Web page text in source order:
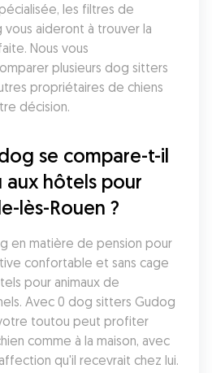
les filtres de
aideront à trouver la
Nous vous
plusieurs dog sitters
propriétaires de chiens
décision.
se compare-t-il
aux hôtels pour
lès-Rouen ?
en matière de pension pour
confortable et sans cage
pour animaux de
Avec 0 dog sitters Gudog
toutou peut profiter
comme à la maison, avec
qu'il recevrait chez lui.